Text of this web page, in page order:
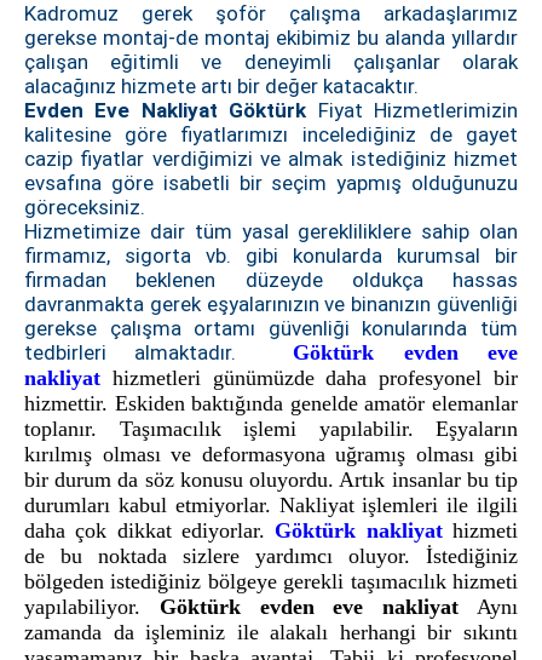
Kadromuz gerek şoför çalışma arkadaşlarımız
gerekse montaj-de montaj ekibimiz bu alanda yıllardır
çalışan eğitimli ve deneyimli çalışanlar olarak
alacağınız hizmete artı bir değer katacaktır.
Evden Eve Nakliyat Göktürk Fiyat Hizmetlerimizin
kalitesine göre fiyatlarımızı incelediğiniz de gayet
cazip fiyatlar verdiğimizi ve almak istediğiniz hizmet
evsafına göre isabetli bir seçim yapmış olduğunuzu
göreceksiniz.
Hizmetimize dair tüm yasal gerekliliklere sahip olan
firmamız, sigorta vb. gibi konularda kurumsal bir
firmadan beklenen düzeyde oldukça hassas
davranmakta gerek eşyalarınızın ve binanızın güvenliği
gerekse çalışma ortamı güvenliği konularında tüm
tedbirleri almaktadır. Göktürk evden eve
nakliyat hizmetleri günümüzde daha profesyonel bir
hizmettir. Eskiden baktığında genelde amatör elemanlar
toplanır. Taşımacılık işlemi yapılabilir. Eşyaların
kırılmış olması ve deformasyona uğramış olması gibi
bir durum da söz konusu oluyordu. Artık insanlar bu tip
durumları kabul etmiyorlar. Nakliyat işlemleri ile ilgili
daha çok dikkat ediyorlar. Göktürk nakliyat hizmeti
de bu noktada sizlere yardımcı oluyor. İstediğiniz
bölgeden istediğiniz bölgeye gerekli taşımacılık hizmeti
yapılabiliyor. Göktürk evden eve nakliyat Aynı
zamanda da işleminiz ile alakalı herhangi bir sıkıntı